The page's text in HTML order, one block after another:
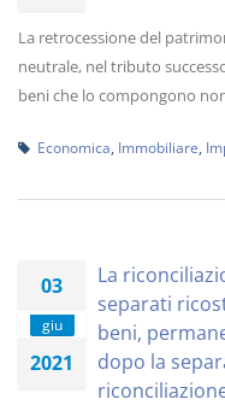
La retrocessione del
neutrale, nel tributo
beni che lo compongono
Economica Immobiliare
03
giu
2021
La
separati
beni,
dopo la